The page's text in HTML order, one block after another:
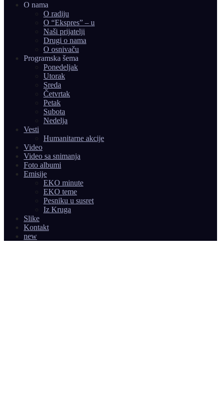
O nama
O radiju
O “Ekspres” – u
Naši prijatelji
Drugi o nama
O osnivaču
Programska šema
Ponedeljak
Utorak
Sreda
Četvrtak
Petak
Subota
Nedelja
Vesti
Humanitarne akcije
Video
Video sa snimanja
Foto albumi
Emisije
EKO minute
EKO teme
Pesniku u susret
Iz Kruga
Slike
Kontakt
new